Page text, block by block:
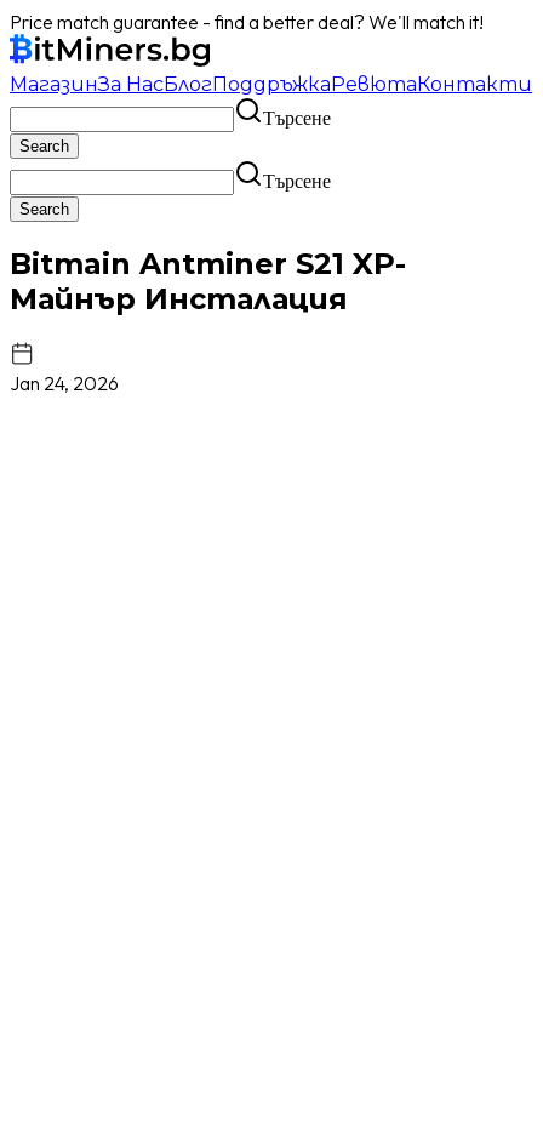
Price match guarantee - find a better deal? We'll match it!
МагазинЗа НасБлогПоддръжкаРевютаКонтакти
Търсене
Търсене
Bitmain Antminer S21 XP-
Майнър Инсталация
Jan 24, 2026